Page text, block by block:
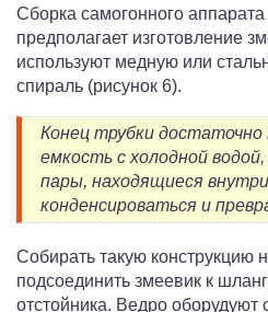
Сборка самогонного
предполагает изготовление
используют медную или
спираль (рисунок 6).
Конец трубки достаточно
емкость с холодной
пары, находящиеся
конденсироваться и
Собирать такую конструкцию
подсоединить змеевик к
отстойника. Ведро